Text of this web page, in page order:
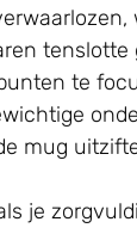
tenslotte
te
mug
je